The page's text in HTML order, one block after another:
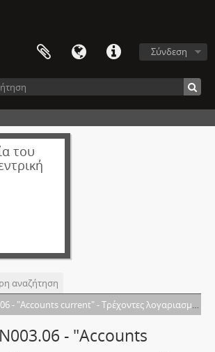
Σύνδεση
του
αναζήτηση
current" - Τρέχοντες λογαριασμοί της εν Λονδίνω Ελληνικής Επιτροπής (Χφ34α)
- "Accounts